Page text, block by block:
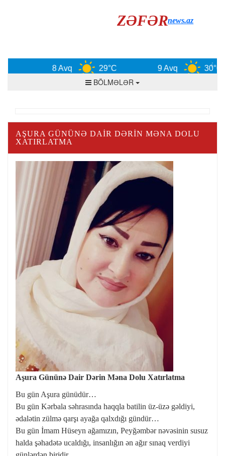
ZƏFƏRnews.az
8 Avq 29°C 9 Avq 30°C
BÖLMƏLƏR
AŞURA GÜNÜNƏ DAIR DƏRIN MƏNA DOLU
XATIRLATMA
Aşura Gününə Dair Dərin Məna Dolu Xatırlatma
Bu gün Aşura günüdür…
Bu gün Kərbala səhrasında haqqla batilin üz-üzə gəldiyi,
ədalətin zülmə qarşı ayağa qalxdığı gündür…
Bu gün İmam Hüseyn ağamızın, Peyğəmbər nəvəsinin susuz
halda şəhadətə ucaldığı, insanlığın ən ağır sınaq verdiyi